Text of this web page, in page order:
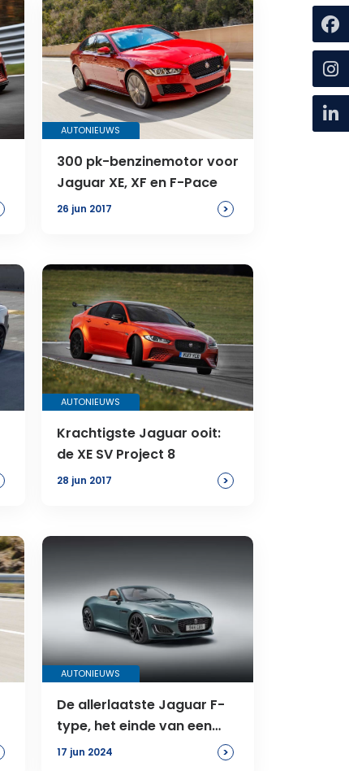
AUTONIEUWS
300 pk-benzinemotor voor
Jaguar XE, XF en F-Pace
26 jun 2017 >
AUTONIEUWS
Krachtigste Jaguar ooit:
de XE SV Project 8
28 jun 2017 >
AUTONIEUWS
De allerlaatste Jaguar F-
type, het einde van een
icoon
17 jun 2024 >